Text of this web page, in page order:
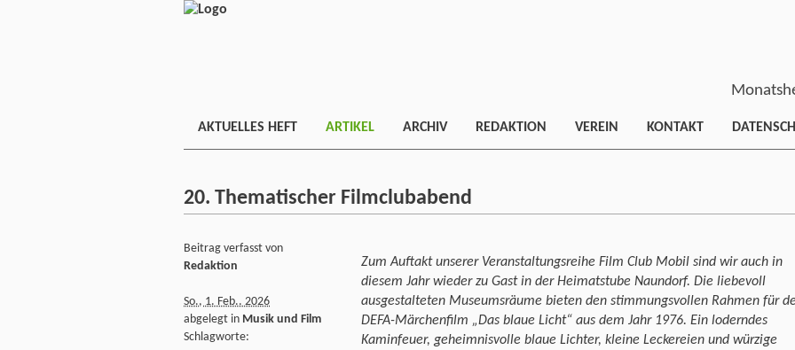
AKTUELLES HEFT ARTIKEL ARCHIV REDAKTION VEREIN KONTAKT
20. Thematischer Filmclubabend
Zum Auftakt unserer Veranstaltungsreihe Film Club Mobil sind wir auch in
diesem Jahr wieder zu Gast in der Heimatstube Naundorf. Die liebevoll
ausgestalteten Museumsräume bieten den stimmungsvollen Rahmen für
DEFA-Märchenfilm „Das blaue Licht“ aus dem Jahr 1976. Ein loderndes
Kaminfeuer, geheimnisvolle blaue Lichter, kleine Leckereien und würzige
Beitrag verfasst von
Redaktion
So., 1. Feb.. 2026
abgelegt in Musik und Film
Schlagworte: